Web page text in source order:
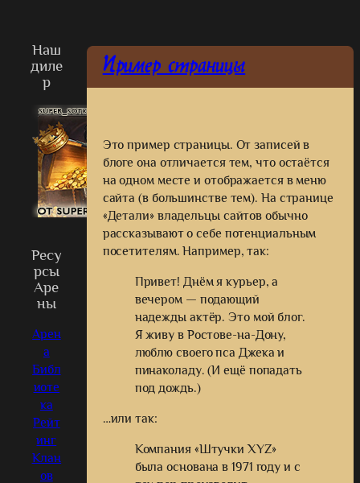
Наш
диле
р
Ресу
рсы
Аре
ны
Арен
а
Библ
иоте
ка
Рейт
инг
Клан
ов
Пример страницы
Это пример страницы. От записей в
блоге она отличается тем, что остаётся
на одном месте и отображается в меню
сайта (в большинстве тем). На странице
«Детали» владельцы сайтов обычно
рассказывают о себе потенциальным
посетителям. Например, так:
Привет! Днём я курьер, а
вечером — подающий
надежды актёр. Это мой блог.
Я живу в Ростове-на-Дону,
люблю своего пса Джека и
пинаколаду. (И ещё попадать
под дождь.)
…или так:
Компания «Штучки XYZ»
была основана в 1971 году и с